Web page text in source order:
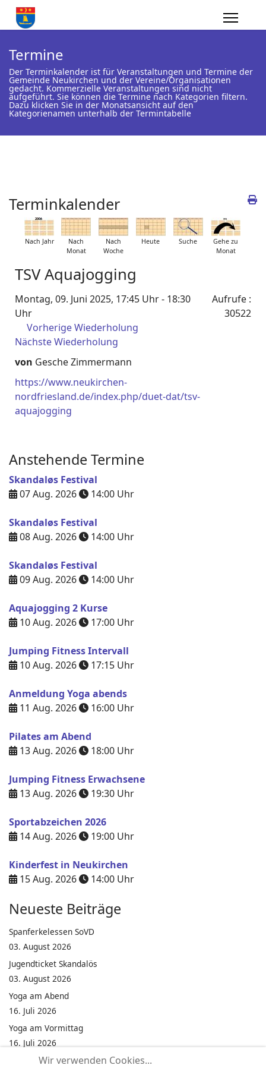
Termine
Der Terminkalender ist für Veranstaltungen und Termine der
Gemeinde Neukirchen und der Vereine/Organisationen
gedacht. Kommerzielle Veranstaltungen sind nicht
aufgeführt. Sie können die Termine nach Kategorien filtern.
Dazu klicken Sie in der Monatsansicht auf den
Kategorienamen unterhalb der Termintabelle
Terminkalender
Nach Jahr
Nach
Monat
Nach
Woche
Heute Suche
Gehe zu
Monat
TSV Aquajogging
Montag, 09. Juni 2025, 17:45 Uhr - 18:30
Uhr
Vorherige Wiederholung
Nächste Wiederholung
Aufrufe :
30522
von Gesche Zimmermann
https://www.neukirchen-
nordfriesland.de/index.php/duet-dat/tsv-
aquajogging
Anstehende Termine
Skandaløs Festival
07 Aug. 2026
14:00 Uhr
Skandaløs Festival
08 Aug. 2026
14:00 Uhr
Skandaløs Festival
09 Aug. 2026
14:00 Uhr
Aquajogging 2 Kurse
10 Aug. 2026
17:00 Uhr
Jumping Fitness Intervall
10 Aug. 2026
17:15 Uhr
Anmeldung Yoga abends
11 Aug. 2026
16:00 Uhr
Pilates am Abend
13 Aug. 2026
18:00 Uhr
Jumping Fitness Erwachsene
13 Aug. 2026
19:30 Uhr
Sportabzeichen 2026
14 Aug. 2026
19:00 Uhr
Kinderfest in Neukirchen
15 Aug. 2026
14:00 Uhr
Neueste Beiträge
Spanferkelessen SoVD
03. August 2026
Jugendticket Skandalös
03. August 2026
Yoga am Abend
16. Juli 2026
Yoga am Vormittag
16. Juli 2026
Pilates am Abend
Wir verwenden Cookies...